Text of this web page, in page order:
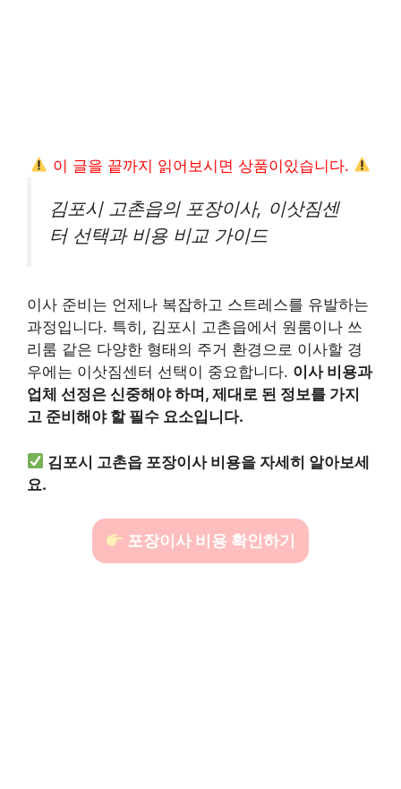
이 글을 끝까지 읽어보시면 상품이있습니다.
김포시 고촌읍의 포장이사, 이삿짐센
터 선택과 비용 비교 가이드
이사 준비는 언제나 복잡하고 스트레스를 유발하는
과정입니다. 특히, 김포시 고촌읍에서 원룸이나 쓰
리룸 같은 다양한 형태의 주거 환경으로 이사할 경
우에는 이삿짐센터 선택이 중요합니다. 이사 비용과
업체 선정은 신중해야 하며, 제대로 된 정보를 가지
고 준비해야 할 필수 요소입니다.
김포시 고촌읍 포장이사 비용을 자세히 알아보세
요.
포장이사 비용 확인하기